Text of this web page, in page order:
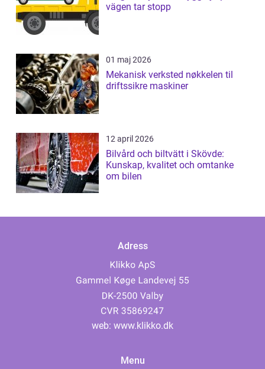
vägen tar stopp
01 maj 2026
Mekanisk verksted nøkkelen til
driftssikre maskiner
12 april 2026
Bilvård och biltvätt i Skövde:
Kunskap, kvalitet och omtanke
om bilen
Adress
web: www.klikko.dk
Menu